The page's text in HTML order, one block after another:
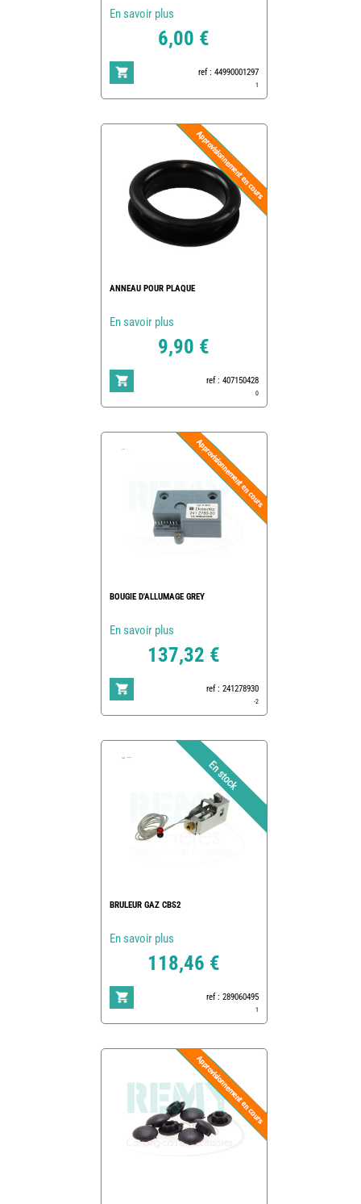
En savoir plus
6,00 €
ref : 44990001297
1
ANNEAU POUR PLAQUE
En savoir plus
9,90 €
ref : 407150428
0
BOUGIE D'ALLUMAGE GREY
En savoir plus
137,32 €
ref : 241278930
-2
BRULEUR GAZ CBS2
En savoir plus
118,46 €
ref : 289060495
1